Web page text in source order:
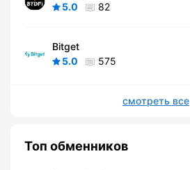
5.0
82
Bitget
5.0
575
смотреть все
Топ обменников